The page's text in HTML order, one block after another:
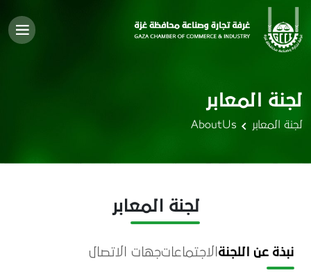
لجنة المعابر
لجنة المعابر AboutUs
لجنة المعابر
نبذة عن اللجنة الاجتماعاتجهات الاتصال